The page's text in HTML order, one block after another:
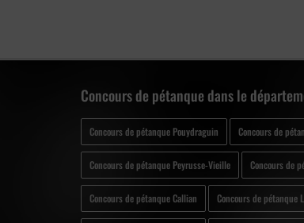
Concours de pétanque dans le
Concours de pétanque Pouydraguin Concours de
Concours de pétanque Peyrusse-Vieille Concours de
Concours de pétanque Callian Concours de pétanque